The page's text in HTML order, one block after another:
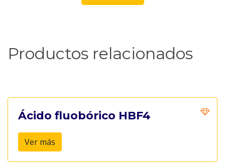
Productos relacionados
Ácido fluobórico HBF4
Ver más